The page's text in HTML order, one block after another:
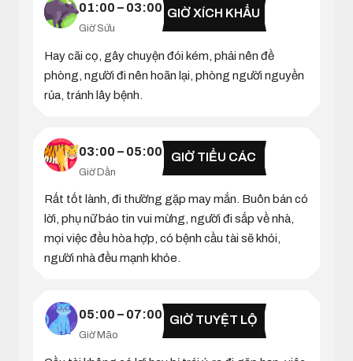
01:00 – 03:00
Giờ Sửu
GIỜ XÍCH KHẨU
Hay cãi cọ, gây chuyện đói kém, phải nên đề
phòng, người đi nên hoãn lại, phòng người nguyền
rủa, tránh lây bệnh.
03:00 – 05:00
Giờ Dần
GIỜ TIỂU CÁC
Rất tốt lành, đi thường gặp may mắn. Buôn bán có
lời, phụ nữ báo tin vui mừng, người đi sắp về nhà,
mọi việc đều hòa hợp, có bệnh cầu tài sẽ khỏi,
người nhà đều mạnh khỏe.
05:00 – 07:00
Giờ Mão
GIỜ TUYỆT LỘ